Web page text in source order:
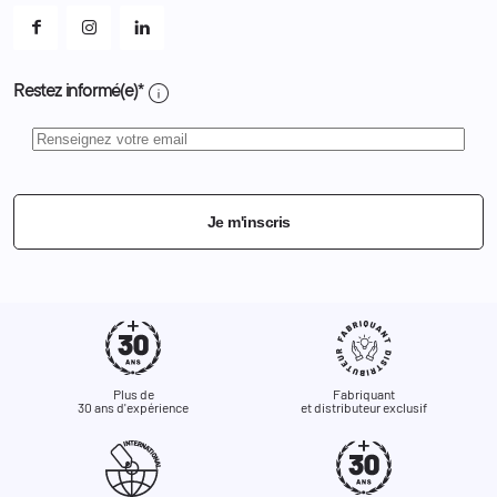
Restez informé(e)* info
Je m'inscris
Plus de
30 ans d'expérience
Fabriquant
et distributeur exclusif